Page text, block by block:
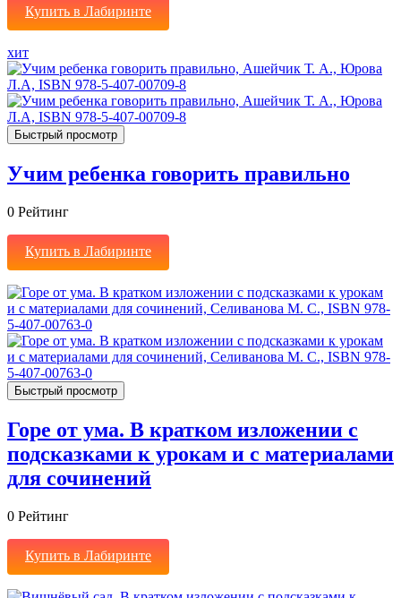
Купить в Лабиринте
хит
Быстрый просмотр
Учим ребенка говорить правильно
0 Рейтинг
Купить в Лабиринте
Быстрый просмотр
Горе от ума. В кратком изложении с
подсказками к урокам и с материалами
для сочинений
0 Рейтинг
Купить в Лабиринте